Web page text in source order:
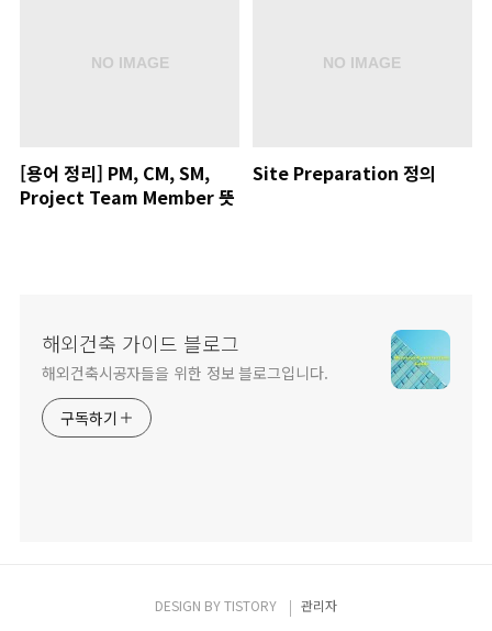
[용어 정리] PM, CM, SM,
Project Team Member 뜻
Site Preparation 정의
해외건축 가이드 블로그
해외건축시공자들을 위한 정보 블로그입니다.
구독하기
DESIGN BYTISTORY 관리자